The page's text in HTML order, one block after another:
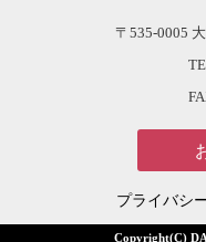
〒535-0005
プライバシ
Copyright(C)